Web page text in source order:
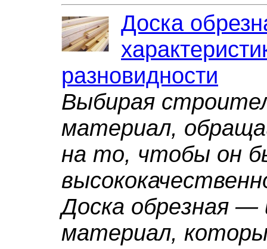
Доска
разновидности
Выбирая
материал,
на то, чтобы он
Доска обрезная
материал,